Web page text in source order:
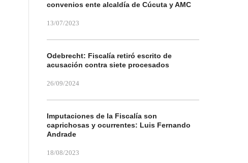
convenios ente alcaldía de Cúcuta y AMC
13/07/2023
Odebrecht: Fiscalía retiró escrito de
acusación contra siete procesados
26/09/2024
Imputaciones de la Fiscalía son
caprichosas y ocurrentes: Luis Fernando
Andrade
18/08/2023